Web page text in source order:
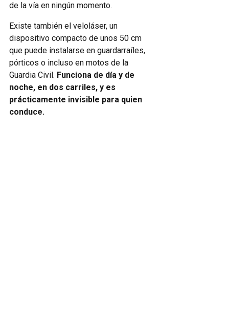
de la vía en ningún momento.
Existe también el veloláser, un
dispositivo compacto de unos 50 cm
que puede instalarse en guardarraíles,
pórticos o incluso en motos de la
Guardia Civil. Funciona de día y de
noche, en dos carriles, y es
prácticamente invisible para quien
conduce.